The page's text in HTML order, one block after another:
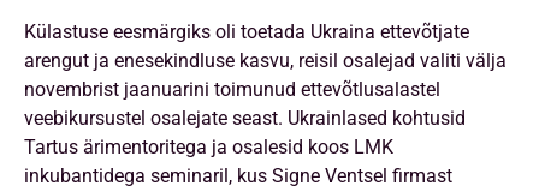
Külastuse eesmärgiks oli toetada Ukraina ettevõtjate
arengut ja enesekindluse kasvu, reisil osalejad valiti välja
novembrist jaanuarini toimunud ettevõtlusalastel
veebikursustel osalejate seast. Ukrainlased kohtusid
Tartus ärimentoritega ja osalesid koos LMK
inkubantidega seminaril, kus Signe Ventsel firmast